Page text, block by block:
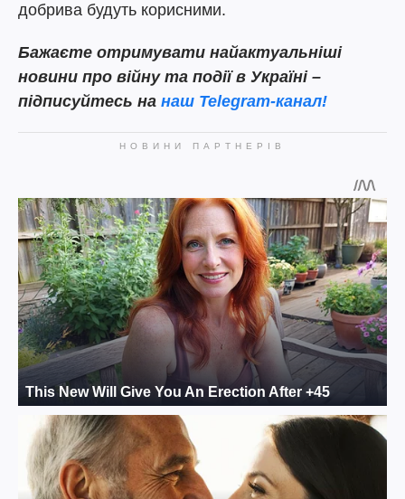
добрива будуть корисними.
Бажаєте отримувати найактуальніші
новини про війну та події в Україні –
підписуйтесь на наш Telegram-канал!